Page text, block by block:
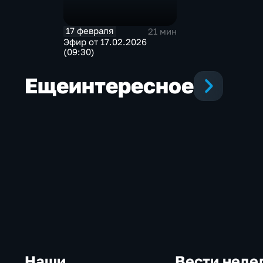
17 февраля
21 мин
Эфир от 17.02.2026
(09:30)
Ещеинтересное